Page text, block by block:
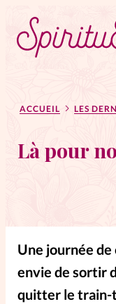
Tous les
Actus au
Edito
ACCUEIL LES
Là pour
Une journée de
envie de sortir
quitter le train-